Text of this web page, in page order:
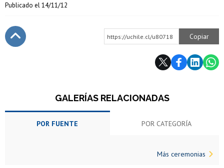
Publicado el14/11/12
https://uchile.cl/u80718 Copiar
GALERÍAS RELACIONADAS
POR FUENTE POR CATEGORÍA
Más ceremonias